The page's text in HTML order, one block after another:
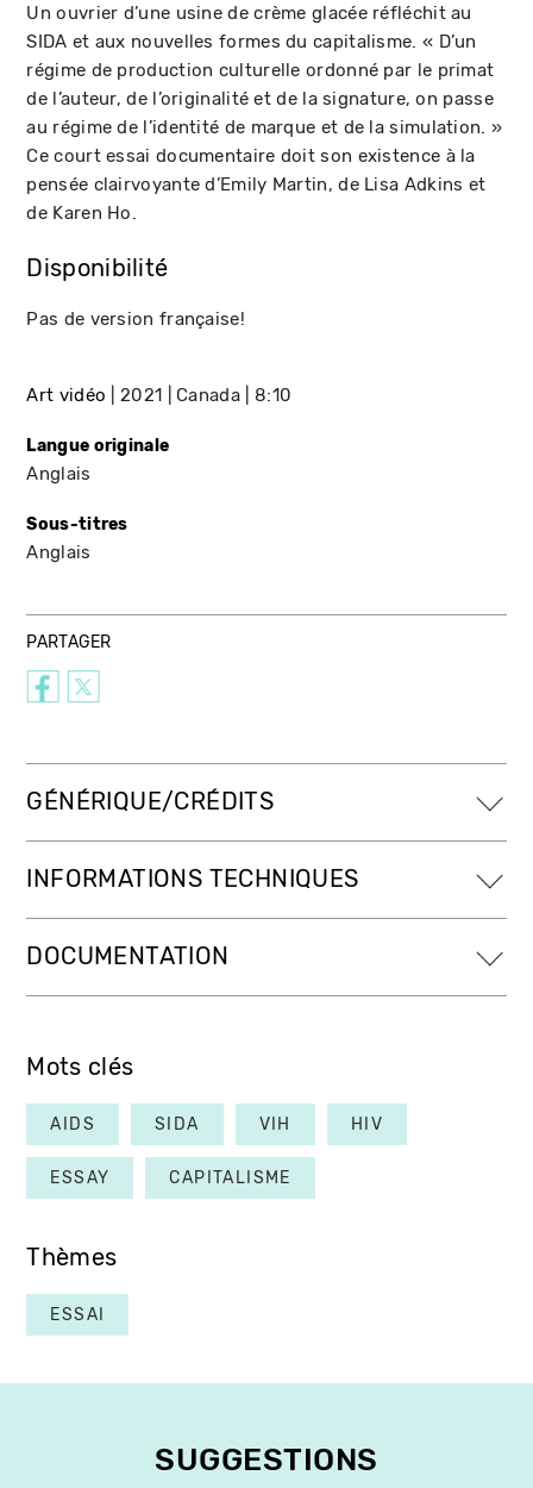
Un ouvrier d’une usine de crème glacée réfléchit au
SIDA et aux nouvelles formes du capitalisme. « D’un
régime de production culturelle ordonné par le primat
de l’auteur, de l’originalité et de la signature, on passe
au régime de l’identité de marque et de la simulation. »
Ce court essai documentaire doit son existence à la
pensée clairvoyante d’Emily Martin, de Lisa Adkins et
de Karen Ho.
Disponibilité
Pas de version française!
Art vidéo 2021 Canada 8:10
Langue originale
Anglais
Sous-titres
Anglais
PARTAGER
GÉNÉRIQUE/CRÉDITS
INFORMATIONS TECHNIQUES
DOCUMENTATION
Mots clés
AIDS SIDA VIH HIV
ESSAY CAPITALISME
Thèmes
ESSAI
SUGGESTIONS